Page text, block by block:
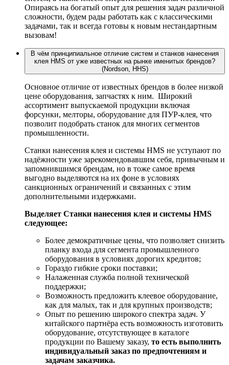
Опираясь на богатый опыт для решения задач различной
сложности, будем рады работать как с классическими
задачами, так и всегда готовы к новым нестандартным
вызовам!
В чём принципиальное отличие систем и станков нанесения
клея HMS от уже известных на рынке именитых брендов?
(Nordson, HHS)
Основное отличие от известных брендов в более низкой
цене оборудования, запчастях к ним. Широкий
ассортимент выпускаемой продукции включая
форсунки, мелторы, оборудование для ПУР-клея, что
позволит подобрать станок для многих сегментов
промышленности.
Станки нанесения клея и системы HMS не уступают по
надёжности уже зарекомендовавшим себя, привычным и
запомнившимся брендам, но в тоже самое время
выгодно выделяются на их фоне в условиях
санкционных ограничений и связанных с этим
дополнительными издержками.
Выделяет Станки нанесения клея и системы HMS
следующее:
Более демократичные цены, что позволяет снизить
планку входа для сегмента промышленного
оборудования в условиях дорогих кредитов;
Гораздо гибкие сроки поставки;
Налаженная служба полной технической
поддержки;
Возможность предложить клеевое оборудование,
как для малых, так и для крупных производств;
Опыт по решению широкого спектра задач. У
китайского партнёра есть возможность изготовить
оборудование, отсутствующее в каталоге
продукции по Вашему заказу, то есть выполнить
индивидуальный заказ по предпочтениям и
задачам заказчика.